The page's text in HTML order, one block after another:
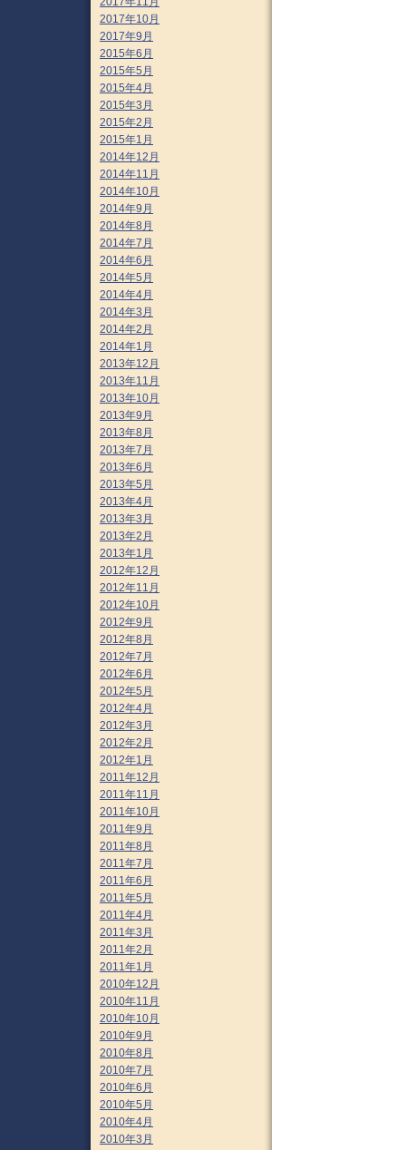
2017年10月
2017年9月
2015年6月
2015年5月
2015年4月
2015年3月
2015年2月
2015年1月
2014年12月
2014年11月
2014年10月
2014年9月
2014年8月
2014年7月
2014年6月
2014年5月
2014年4月
2014年3月
2014年2月
2014年1月
2013年12月
2013年11月
2013年10月
2013年9月
2013年8月
2013年7月
2013年6月
2013年5月
2013年4月
2013年3月
2013年2月
2013年1月
2012年12月
2012年11月
2012年10月
2012年9月
2012年8月
2012年7月
2012年6月
2012年5月
2012年4月
2012年3月
2012年2月
2012年1月
2011年12月
2011年11月
2011年10月
2011年9月
2011年8月
2011年7月
2011年6月
2011年5月
2011年4月
2011年3月
2011年2月
2011年1月
2010年12月
2010年11月
2010年10月
2010年9月
2010年8月
2010年7月
2010年6月
2010年5月
2010年4月
2010年3月